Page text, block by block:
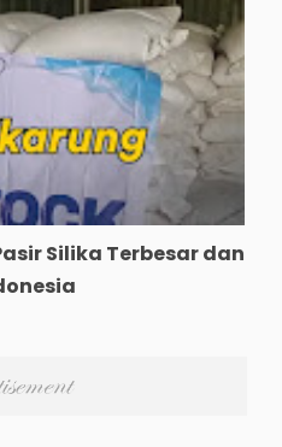
Silika Terbesar dan